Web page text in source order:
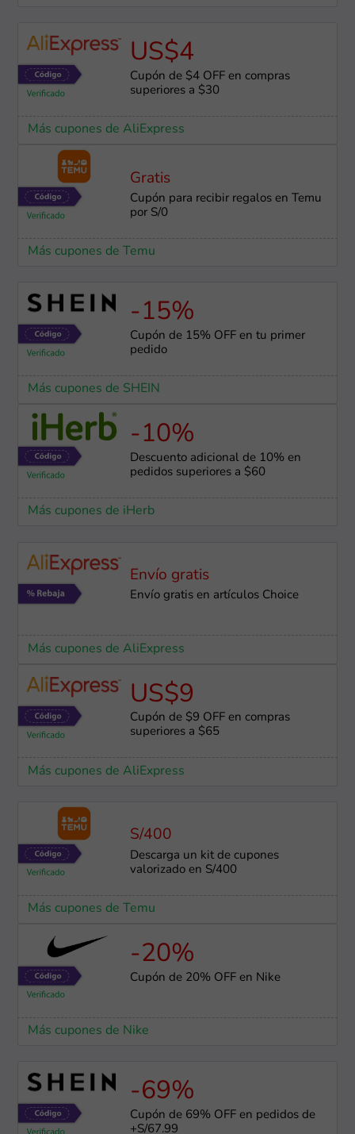
US$4
Cupón de $4 OFF en compras
superiores a $30
Más cupones de AliExpress
Gratis
Cupón para recibir regalos en Temu
por S/0
Más cupones de Temu
-15%
Cupón de 15% OFF en tu primer
pedido
Más cupones de SHEIN
-10%
Descuento adicional de 10% en
pedidos superiores a $60
Más cupones de iHerb
Envío gratis
Envío gratis en artículos Choice
Más cupones de AliExpress
US$9
Cupón de $9 OFF en compras
superiores a $65
Más cupones de AliExpress
S/400
Descarga un kit de cupones
valorizado en S/400
Más cupones de Temu
-20%
Cupón de 20% OFF en Nike
Más cupones de Nike
-69%
Cupón de 69% OFF en pedidos de
+S/67.99